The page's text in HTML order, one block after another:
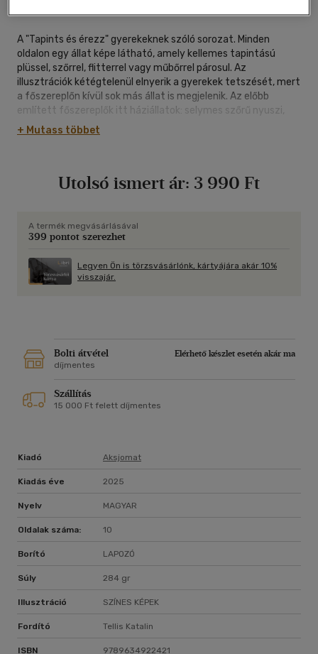
A "Tapints és érezz" gyerekeknek szóló sorozat. Minden
oldalon egy állat képe látható, amely kellemes tapintású
plüssel, szőrrel, flitterrel vagy műbőrrel párosul. Az
illusztrációk kétégtelenül elnyerik a gyerekek tetszését, mert
a főszereplőn kívül sok más állat is megjelenik. Az előbb
említett főszereplők itt háziállatok: selymes szőrű nyuszi,
páncélos teknős, puha hörcsög, hal flitteres pikkelyekkel,
zsinóros szőrű kutyus. Mindezek tapintása pozitívan hat a
szórakoztató versek mellett élvezni lehet a bundák és más
kiválóan lehet stimulálni.
+ Mutass többet
Utolsó ismert ár: 3 990 Ft
A termék megvásárlásával
399 pontot szerezhet
Legyen Ön is törzsvásárlónk, kártyájára akár 10%
visszajár.
Bolti átvétel
Elérhető készlet esetén akár ma
díjmentes
Szállítás
15 000 Ft felett díjmentes
Kiadó Aksjomat
Kiadás éve 2025
Nyelv MAGYAR
Oldalak száma: 10
Borító LAPOZÓ
Súly 284 gr
Illusztráció SZÍNES KÉPEK
Fordító Tellis Katalin
ISBN 9789634922421